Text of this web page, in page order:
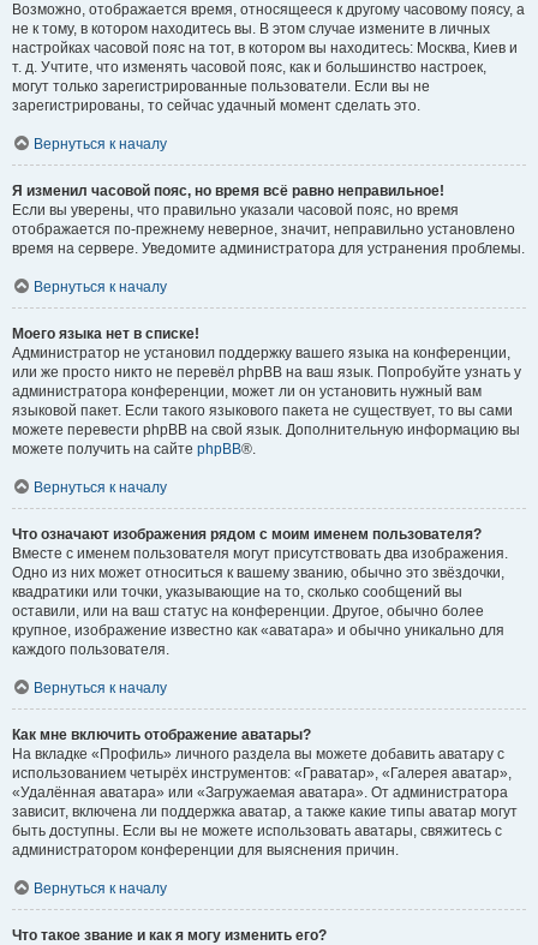
Возможно, отображается время, относящееся к другому часовому поясу, а
не к тому, в котором находитесь вы. В этом случае измените в личных
настройках часовой пояс на тот, в котором вы находитесь: Москва, Киев и
т. д. Учтите, что изменять часовой пояс, как и большинство настроек,
могут только зарегистрированные пользователи. Если вы не
зарегистрированы, то сейчас удачный момент сделать это.
Вернуться к началу
Я изменил часовой пояс, но время всё равно неправильное!
Если вы уверены, что правильно указали часовой пояс, но время
отображается по-прежнему неверное, значит, неправильно установлено
время на сервере. Уведомите администратора для устранения проблемы.
Вернуться к началу
Моего языка нет в списке!
Администратор не установил поддержку вашего языка на конференции,
или же просто никто не перевёл phpBB на ваш язык. Попробуйте узнать у
администратора конференции, может ли он установить нужный вам
языковой пакет. Если такого языкового пакета не существует, то вы сами
можете перевести phpBB на свой язык. Дополнительную информацию вы
можете получить на сайте phpBB®.
Вернуться к началу
Что означают изображения рядом с моим именем пользователя?
Вместе с именем пользователя могут присутствовать два изображения.
Одно из них может относиться к вашему званию, обычно это звёздочки,
квадратики или точки, указывающие на то, сколько сообщений вы
оставили, или на ваш статус на конференции. Другое, обычно более
крупное, изображение известно как «аватара» и обычно уникально для
каждого пользователя.
Вернуться к началу
Как мне включить отображение аватары?
На вкладке «Профиль» личного раздела вы можете добавить аватару с
использованием четырёх инструментов: «Граватар», «Галерея аватар»,
«Удалённая аватара» или «Загружаемая аватара». От администратора
зависит, включена ли поддержка аватар, а также какие типы аватар могут
быть доступны. Если вы не можете использовать аватары, свяжитесь с
администратором конференции для выяснения причин.
Вернуться к началу
Что такое звание и как я могу изменить его?